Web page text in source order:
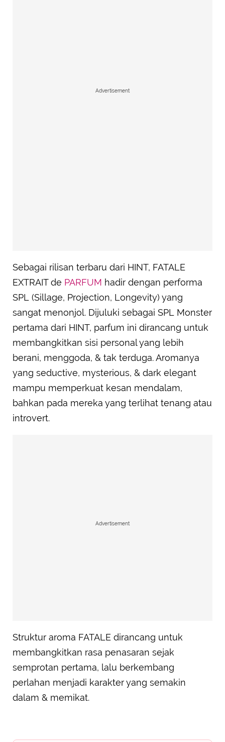
Advertisement
Sebagai rilisan terbaru dari HINT, FATALE
EXTRAIT de PARFUM hadir dengan performa
SPL (Sillage, Projection, Longevity) yang
sangat menonjol. Dijuluki sebagai SPL Monster
pertama dari HINT, parfum ini dirancang untuk
membangkitkan sisi personal yang lebih
berani, menggoda, & tak terduga. Aromanya
yang seductive, mysterious, & dark elegant
mampu memperkuat kesan mendalam,
bahkan pada mereka yang terlihat tenang atau
introvert.
Advertisement
Struktur aroma FATALE dirancang untuk
membangkitkan rasa penasaran sejak
semprotan pertama, lalu berkembang
perlahan menjadi karakter yang semakin
dalam & memikat.